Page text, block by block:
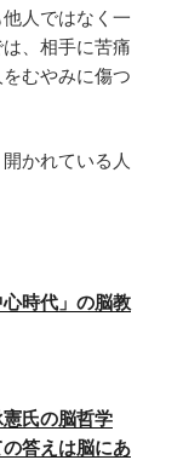
人ではなく一
、相手に苦痛
むやみに傷つ
かれている人
時代」の脳教
氏の脳哲学
答えは脳にあ